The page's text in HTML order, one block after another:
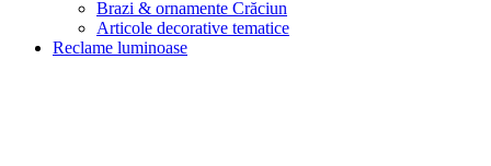
Brazi & ornamente Crăciun
Articole decorative tematice
Reclame luminoase